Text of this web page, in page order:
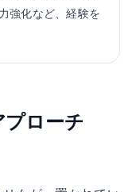
強化など、経験を
プローチ